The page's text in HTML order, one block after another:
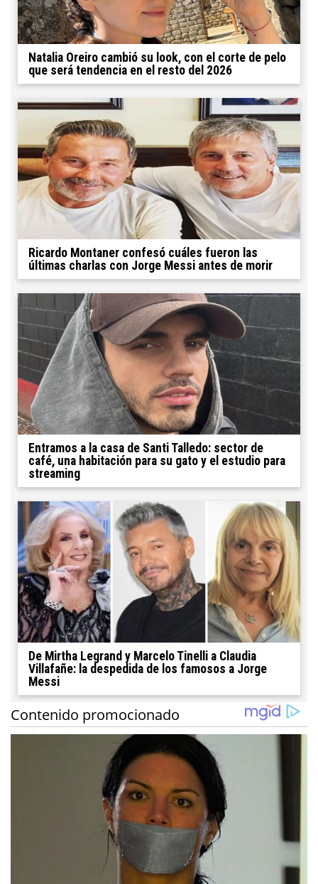
Natalia Oreiro cambió su look, con el corte de pelo
que será tendencia en el resto del 2026
Ricardo Montaner confesó cuáles fueron las
últimas charlas con Jorge Messi antes de morir
Entramos a la casa de Santi Talledo: sector de
café, una habitación para su gato y el estudio para
streaming
De Mirtha Legrand y Marcelo Tinelli a Claudia
Villafañe: la despedida de los famosos a Jorge
Messi